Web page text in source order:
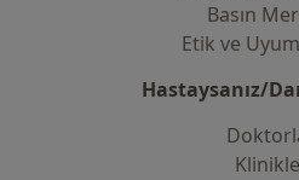
Basın
Etik ve
Hastaysanız/